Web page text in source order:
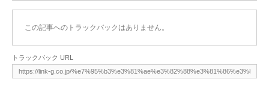
この記事へのトラックバックはありません。
トラックバック URL